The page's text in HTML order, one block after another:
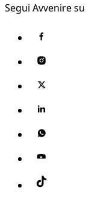
Segui Avvenire su